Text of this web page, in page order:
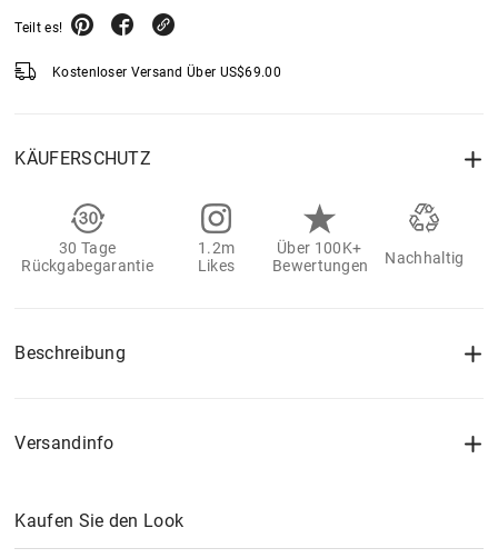
Teilt es!
Kostenloser Versand Über US$69.00
KÄUFERSCHUTZ
30 Tage
Rückgabegarantie
1.2m
Likes
Über 100K+
Bewertungen
Nachhaltig
Beschreibung
Versandinfo
Kaufen Sie den Look